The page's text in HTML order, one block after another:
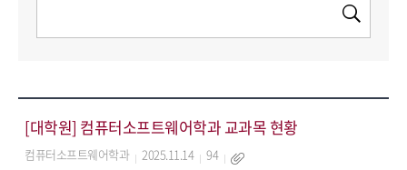
[대학원] 컴퓨터소프트웨어학과 교과목 현황
컴퓨터소프트웨어학과 2025.11.14 94